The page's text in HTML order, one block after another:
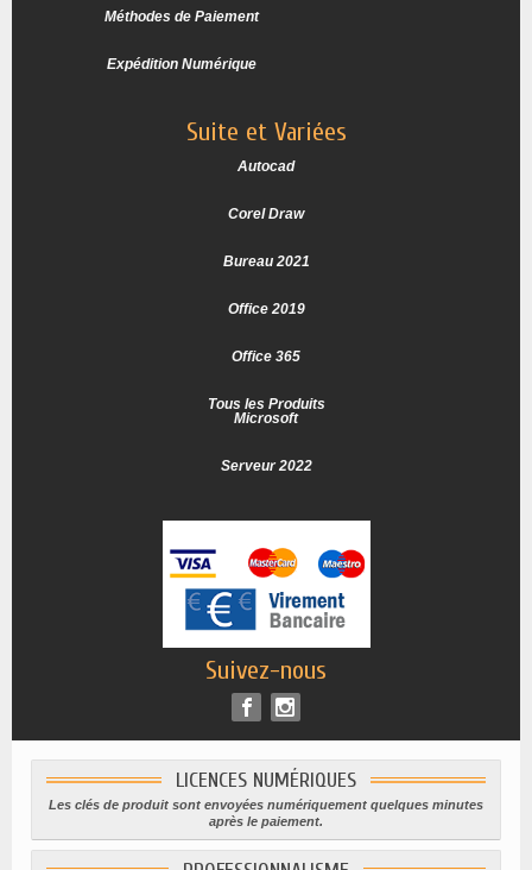
Méthodes de Paiement
Expédition Numérique
Suite et Variées
Autocad
Corel Draw
Bureau 2021
Office 2019
Office 365
Tous les Produits
Microsoft
Serveur 2022
Suivez-nous
LICENCES NUMÉRIQUES
Les clés de produit sont envoyées numériquement quelques minutes
après le paiement.